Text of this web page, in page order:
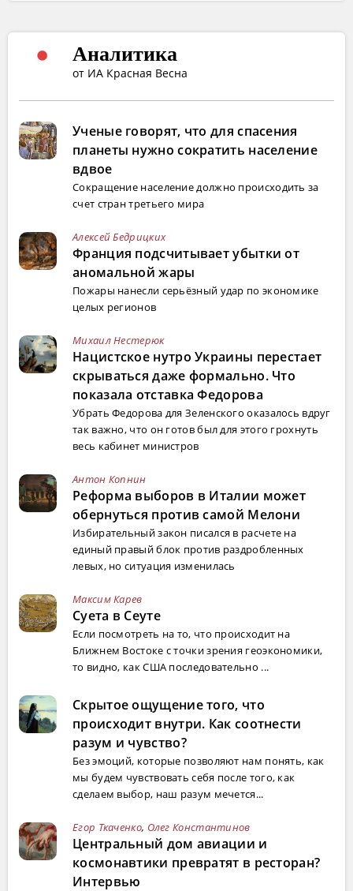
Аналитика
от ИА Красная Весна
Ученые говорят, что для спасения
планеты нужно сократить население
вдвое
Сокращение население должно происходить за
счет стран третьего мира
Алексей Бедрицких
Франция подсчитывает убытки от
аномальной жары
Пожары нанесли серьёзный удар по экономике
целых регионов
Михаил Нестерюк
Нацистское нутро Украины перестает
скрываться даже формально. Что
показала отставка Федорова
Убрать Федорова для Зеленского оказалось вдруг
так важно, что он готов был для этого грохнуть
весь кабинет министров
Антон Копнин
Реформа выборов в Италии может
обернуться против самой Мелони
Избирательный закон писался в расчете на
единый правый блок против раздробленных
левых, но ситуация изменилась
Максим Карев
Суета в Сеуте
Если посмотреть на то, что происходит на
Ближнем Востоке с точки зрения геоэкономики,
то видно, как США последовательно ...
Скрытое ощущение того, что
происходит внутри. Как соотнести
разум и чувство?
Без эмоций, которые позволяют нам понять, как
мы будем чувствовать себя после того, как
сделаем выбор, наш разум мечется...
Егор Ткаченко, Олег Константинов
Центральный дом авиации и
космонавтики превратят в ресторан?
Интервью